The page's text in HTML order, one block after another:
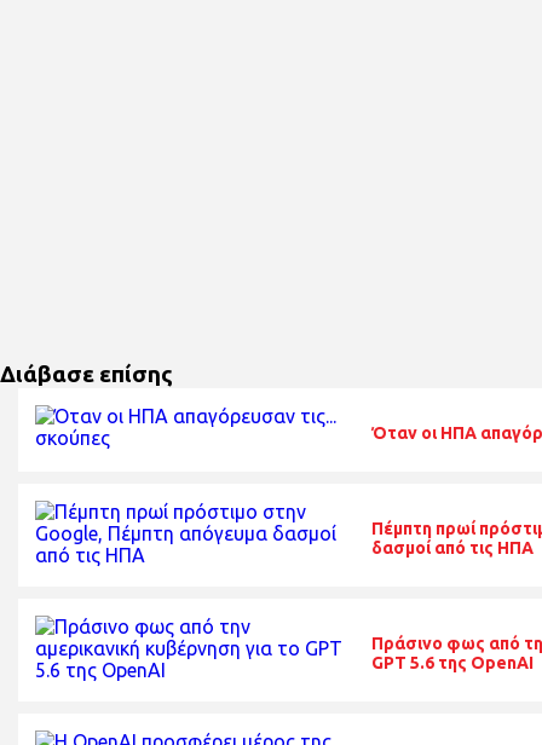
Διάβασε επίσης
Όταν οι ΗΠΑ
Πέμπτη πρωί
δασμοί από τις ΗΠΑ
Πράσινο φως από
GPT 5.6 της OpenAI